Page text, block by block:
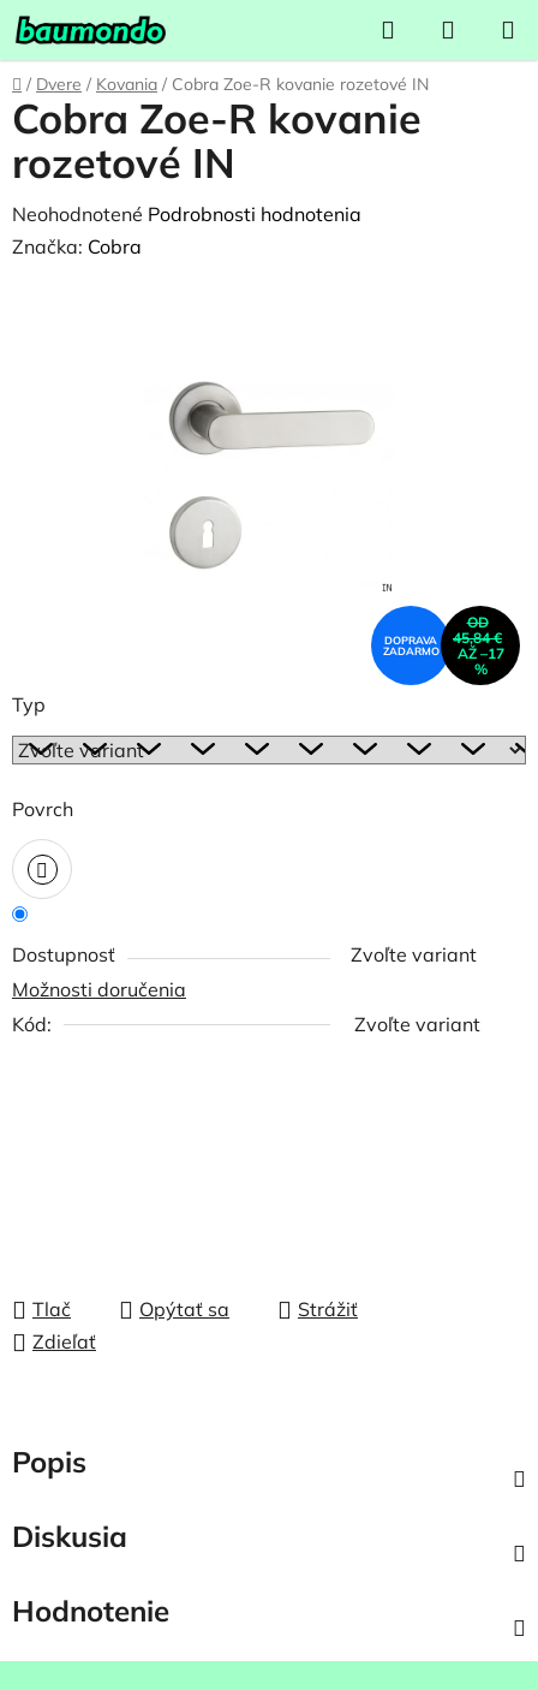
Prejsť
na
obsah
Hľadať
KOŠÍK
Domov
/ Dvere / Kovania / Cobra Zoe-R kovanie rozetové IN
Typ
Povrch
Dostupnosť
Zvoľte variant
Možnosti doručenia
Kód:
Zvoľte variant
Tlač Opýtať sa
Strážiť
Zdieľať
Cobra Zoe-R kovanie
rozetové IN
Priemerné
hodnotenie
Neohodnotené Podrobnosti hodnotenia
Značka: Cobra
DOPRAVA
ZADARMO
OD
45,84 €
AŽ –17
%
Popis
Diskusia
Hodnotenie